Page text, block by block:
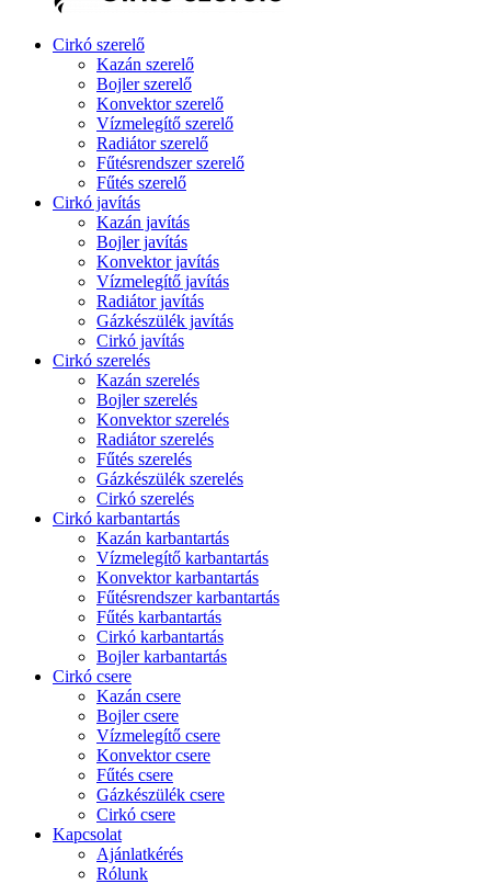
Cirkó szerelő
Kazán szerelő
Bojler szerelő
Konvektor szerelő
Vízmelegítő szerelő
Radiátor szerelő
Fűtésrendszer szerelő
Fűtés szerelő
Cirkó javítás
Kazán javítás
Bojler javítás
Konvektor javítás
Vízmelegítő javítás
Radiátor javítás
Gázkészülék javítás
Cirkó javítás
Cirkó szerelés
Kazán szerelés
Bojler szerelés
Konvektor szerelés
Radiátor szerelés
Fűtés szerelés
Gázkészülék szerelés
Cirkó szerelés
Cirkó karbantartás
Kazán karbantartás
Vízmelegítő karbantartás
Konvektor karbantartás
Fűtésrendszer karbantartás
Fűtés karbantartás
Cirkó karbantartás
Bojler karbantartás
Cirkó csere
Kazán csere
Bojler csere
Vízmelegítő csere
Konvektor csere
Fűtés csere
Gázkészülék csere
Cirkó csere
Kapcsolat
Ajánlatkérés
Rólunk